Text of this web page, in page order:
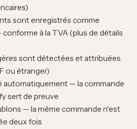
sont enregistrés comme
à la TVA (plus de détails
sont détectées et attribuées
ou étranger)
automatiquement — la commande
sert de preuve
— la même commande n'est
deux fois